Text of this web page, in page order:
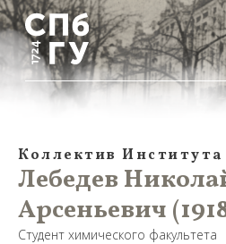
Коллектив
Лебедев
Арсеньевич
Студент химического факультета